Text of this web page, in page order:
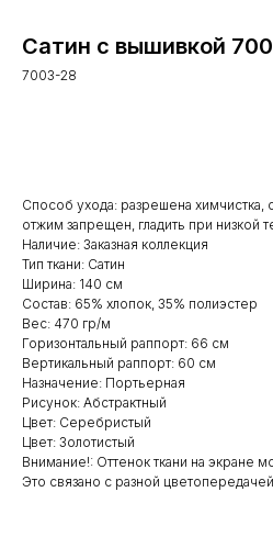
Сатин с вышивкой
7003-28
Способ ухода: разрешена химчистка,
отжим запрещен, гладить при низкой
Наличие: Заказная коллекция
Тип ткани: Сатин
Ширина: 140 см
Состав: 65% хлопок, 35% полиэстер
Вес: 470 гр/м
Горизонтальный раппорт: 66 см
Вертикальный раппорт: 60 см
Назначение: Портьерная
Рисунок: Абстрактный
Цвет: Серебристый
Цвет: Золотистый
Внимание!: Оттенок ткани на экране
Это связано с разной